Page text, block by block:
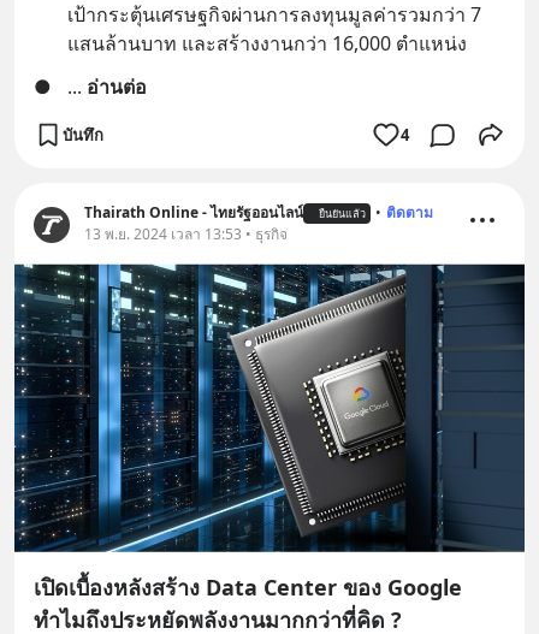
เป้ากระตุ้นเศรษฐกิจผ่านการลงทุนมูลค่ารวมกว่า 7
แสนล้านบาท และสร้างงานกว่า 16,000 ตำแหน่ง
●
... อ่านต่อ
บันทึก 4
Thairath Online - ไทยรัฐออนไลน์ ยืนยันแล้ว • ติดตาม
13 พ.ย. 2024 เวลา 13:53 • ธุรกิจ
เปิดเบื้องหลังสร้าง Data Center ของ Google
ทำไมถึงประหยัดพลังงานมากกว่าที่คิด ?